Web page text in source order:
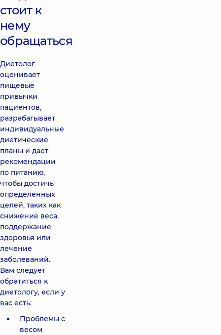
стоит к
нему
обращаться
Диетолог
оценивает
пищевые
привычки
пациентов,
разрабатывает
индивидуальные
диетические
планы и дает
рекомендации
по питанию,
чтобы достичь
определенных
целей, таких как
снижение веса,
поддержание
здоровья или
лечение
заболеваний.
Вам следует
обратиться к
диетологу, если у
вас есть:
Проблемы с
весом